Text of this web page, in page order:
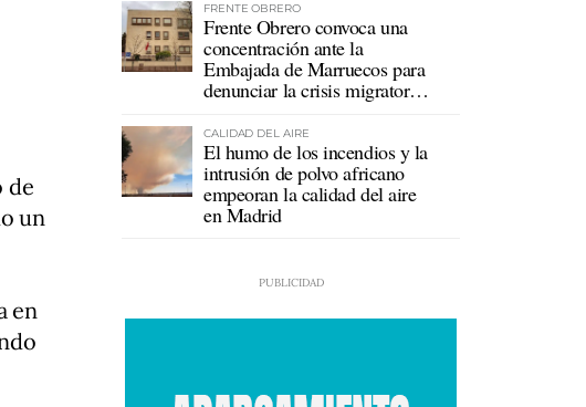
de
un
en
FRENTE OBRERO
Frente Obrero convoca una
concentración ante la
Embajada de Marruecos para
denunciar la crisis migratoria
CALIDAD DEL AIRE
El humo de los incendios y la
intrusión de polvo africano
empeoran la calidad del aire
en Madrid